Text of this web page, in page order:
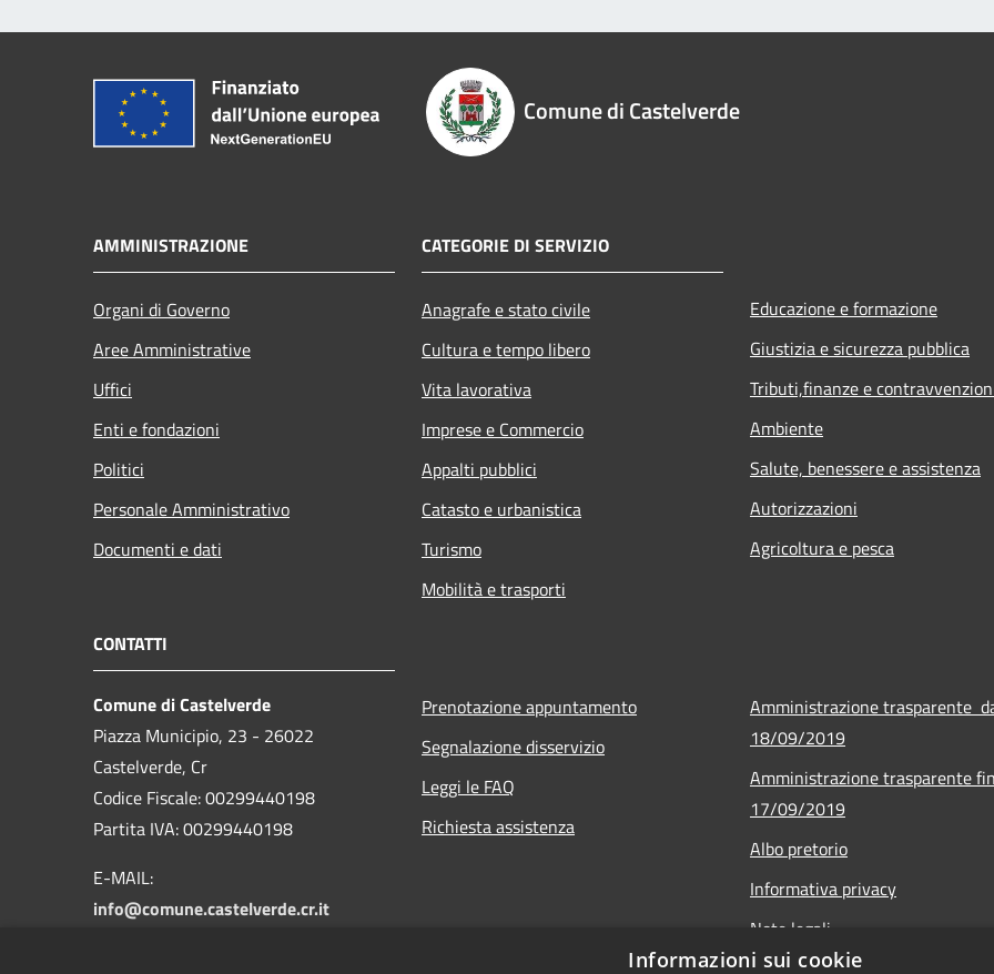
Comune di Castelverde
AMMINISTRAZIONE
Organi di Governo
Aree Amministrative
Uffici
Enti e fondazioni
Politici
Personale Amministrativo
Documenti e dati
CATEGORIE DI SERVIZIO
Anagrafe e stato civile
Cultura e tempo libero
Vita lavorativa
Imprese e Commercio
Appalti pubblici
Catasto e urbanistica
Turismo
Mobilità e trasporti
Educazione e formazione
Giustizia e sicurezza pubblica
Tributi,finanze e
Ambiente
Salute, benessere e assistenza
Autorizzazioni
Agricoltura e pesca
CONTATTI
Comune di Castelverde
Piazza Municipio, 23 - 26022
Castelverde, Cr
Codice Fiscale: 00299440198
Partita IVA: 00299440198
E-MAIL:
info@comune.castelverde.cr.it
Prenotazione appuntamento
Segnalazione disservizio
Leggi le FAQ
Richiesta assistenza
Amministrazione trasparente
18/09/2019
Amministrazione trasparente
17/09/2019
Albo pretorio
Informativa privacy
Note legali
Dichiarazione di accessibilità -
Informazioni sui cookie